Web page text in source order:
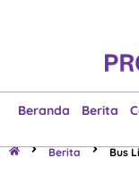
Beranda Berita
Berita Bus